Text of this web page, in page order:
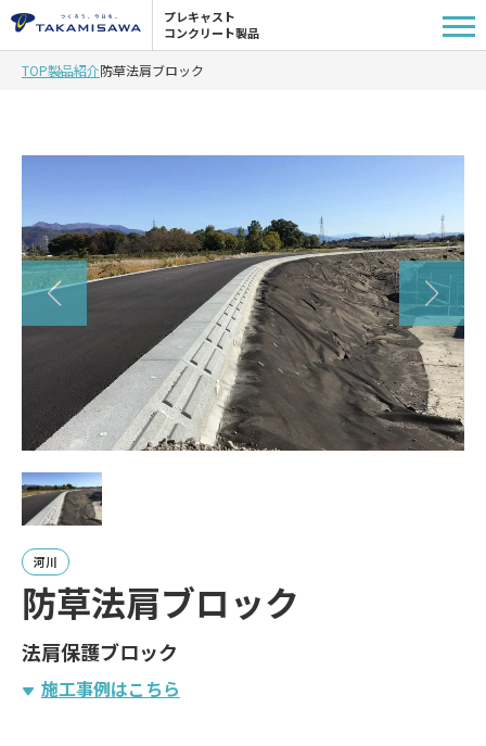
プレキャスト
コンクリート製品
TOP製品紹介防草法肩ブロック
河川
防草法肩ブロック
法肩保護ブロック
施工事例はこちら